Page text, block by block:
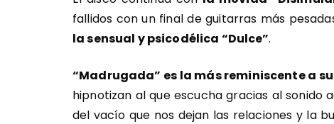
fallidos con un final de guitarras más
la sensual y psicodélica “Dulce”.
“Madrugada” es la más reminiscente a
hipnotizan al que escucha gracias al sonido
del vacío que nos dejan las relaciones y la